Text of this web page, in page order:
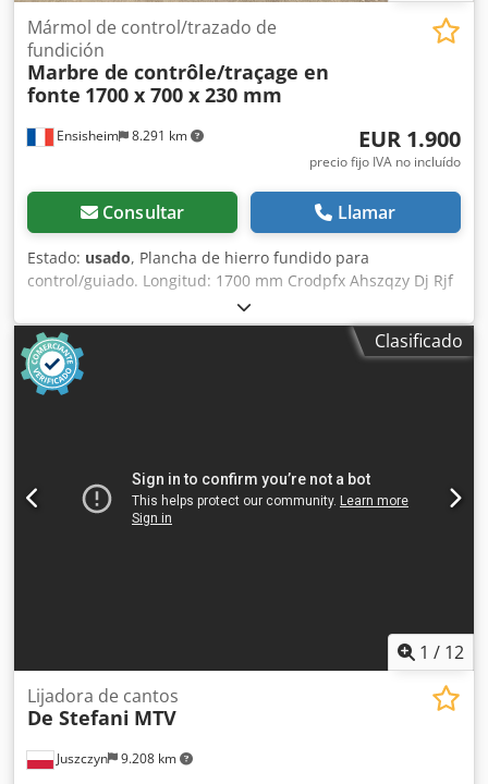
Ensisheim 8.291 km
Mármol de control/trazado de
fundición
Marbre de contrôle/traçage en
fonte 1700 x 700 x 230 mm
EUR 1.900
precio fijo IVA no incluído
Consultar Llamar
Estado: usado, Plancha de hierro fundido para
control/guiado. Longitud: 1700 mm Crodpfx Ahszqzy Dj Rjf
Anchura: 700 mm Grosor: 230 mm Altura sobre los apoyos:
940 mm Peso: 0,8 toneladas
Clasificado
1 / 12
Juszczyn 9.208 km
Lijadora de cantos
De Stefani MTV